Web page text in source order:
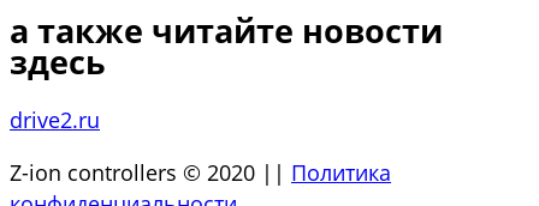
а также читайте новости
здесь
drive2.ru
Z-ion controllers © 2020 || Политика